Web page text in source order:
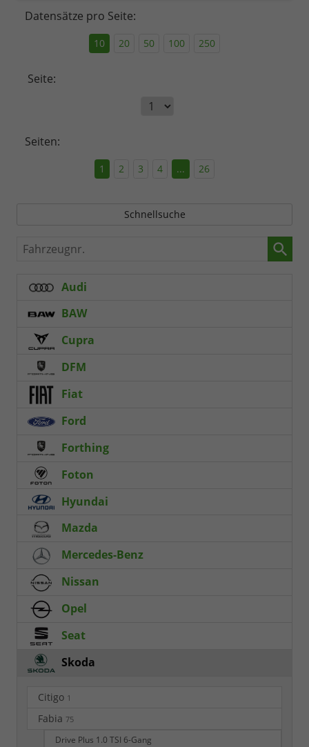
Datensätze pro Seite:
10 20 50 100 250
Seite:
Seiten:
1 2 3 4 ... 26
Schnellsuche
Fahrzeugnr.
Audi
BAW
Cupra
DFM
Fiat
Ford
Forthing
Foton
Hyundai
Mazda
Mercedes-Benz
Nissan
Opel
Seat
Skoda
Citigo 1
Fabia 75
Drive Plus 1.0 TSI 6-Gang